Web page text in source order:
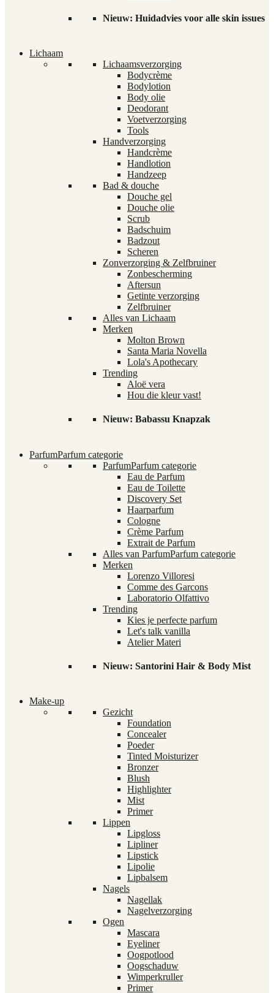
Nieuw: Huidadvies voor alle skin issues
Lichaam
Lichaamsverzorging
Bodycrème
Bodylotion
Body olie
Deodorant
Voetverzorging
Tools
Handverzorging
Handcrème
Handlotion
Handzeep
Bad & douche
Douche gel
Douche olie
Scrub
Badschuim
Badzout
Scheren
Zonverzorging & Zelfbruiner
Zonbescherming
Aftersun
Getinte verzorging
Zelfbruiner
Alles van Lichaam
Merken
Molton Brown
Santa Maria Novella
Lola's Apothecary
Trending
Aloë vera
Hou die kleur vast!
Nieuw: Babassu Knapzak
ParfumParfum categorie
ParfumParfum categorie
Eau de Parfum
Eau de Toilette
Discovery Set
Haarparfum
Cologne
Crème Parfum
Extrait de Parfum
Alles van ParfumParfum categorie
Merken
Lorenzo Villoresi
Comme des Garcons
Laboratorio Olfattivo
Trending
Kies je perfecte parfum
Let's talk vanilla
Atelier Materi
Nieuw: Santorini Hair & Body Mist
Make-up
Gezicht
Foundation
Concealer
Poeder
Tinted Moisturizer
Bronzer
Blush
Highlighter
Mist
Primer
Lippen
Lipgloss
Lipliner
Lipstick
Lipolie
Lipbalsem
Nagels
Nagellak
Nagelverzorging
Ogen
Mascara
Eyeliner
Oogpotlood
Oogschaduw
Wimperkruller
Primer